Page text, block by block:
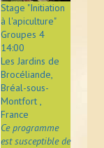
Stage "Initiation
à l'apiculture"
Groupes 4
14:00
Les Jardins de
Brocéliande,
Bréal-sous-
Montfort ,
France
Ce programme
est susceptible de